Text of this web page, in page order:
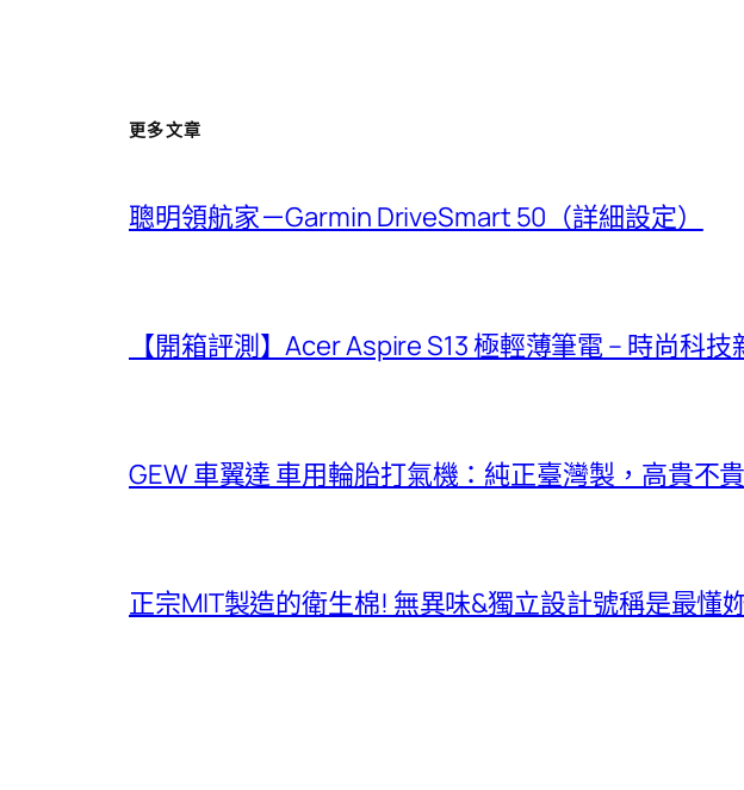
更多文章
聰明領航家－Garmin DriveSmart 50（詳細設定）
【開箱評測】Acer Aspire S13 極輕薄筆電 – 時尚科技
GEW 車翼達 車用輪胎打氣機：純正臺灣製，高貴不
正宗MIT製造的衛生棉! 無異味&獨立設計號稱是最懂